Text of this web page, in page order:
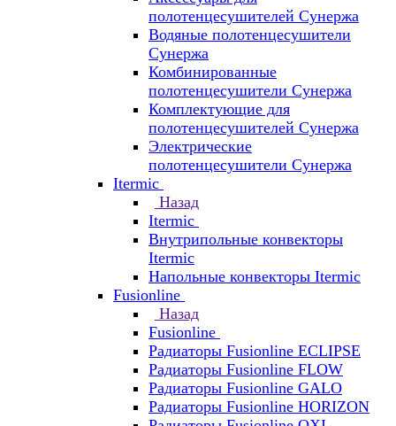
полотенцесушителей Сунержа
Водяные полотенцесушители
Сунержа
Комбинированные
полотенцесушители Сунержа
Комплектующие для
полотенцесушителей Сунержа
Электрические
полотенцесушители Сунержа
Itermic
Назад
Itermic
Внутрипольные конвекторы
Itermic
Напольные конвекторы Itermic
Fusionline
Назад
Fusionline
Радиаторы Fusionline ECLIPSE
Радиаторы Fusionline FLOW
Радиаторы Fusionline GALO
Радиаторы Fusionline HORIZON